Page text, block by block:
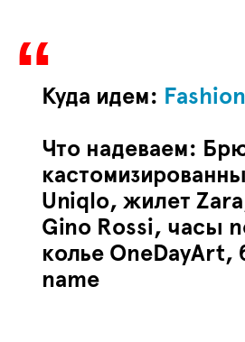
Куда идем:
Что надеваем:
Uniqlo, жилет
Gino Rossi, часы
колье OneDayArt,
name